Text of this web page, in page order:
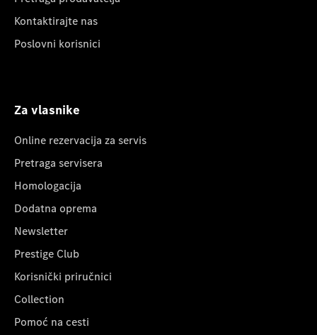
Kontaktirajte nas
Poslovni korisnici
Za vlasnike
Online rezervacija za servis
Pretraga servisera
Homologacija
Dodatna oprema
Newsletter
Prestige Club
Korisnički priručnici
Collection
Pomoć na cesti